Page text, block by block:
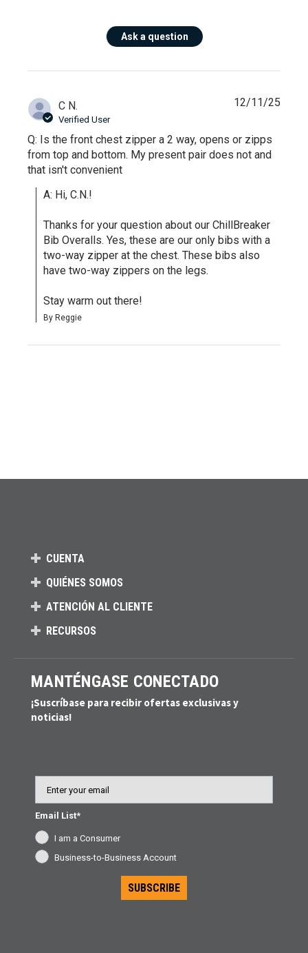
Ask a question
C N.
Verified User
Q: Is the front chest zipper a 2 way, opens or zipps
from top and bottom. My present pair does not and
that isn't convenient
A: Hi, C.N.!
Thanks for your question about our ChillBreaker
Bib Overalls. Yes, these are our only bibs with a
two-way zipper at the chest. These bibs also
have two-way zippers on the legs.
Stay warm out there!
By Reggie
12/11/25
CUENTA
QUIÉNES SOMOS
ATENCIÓN AL CLIENTE
RECURSOS
MANTÉNGASE CONECTADO
¡Suscríbase para recibir ofertas exclusivas y
noticias!
Email List*
I am a Consumer
Business-to-Business Account
SUBSCRIBE